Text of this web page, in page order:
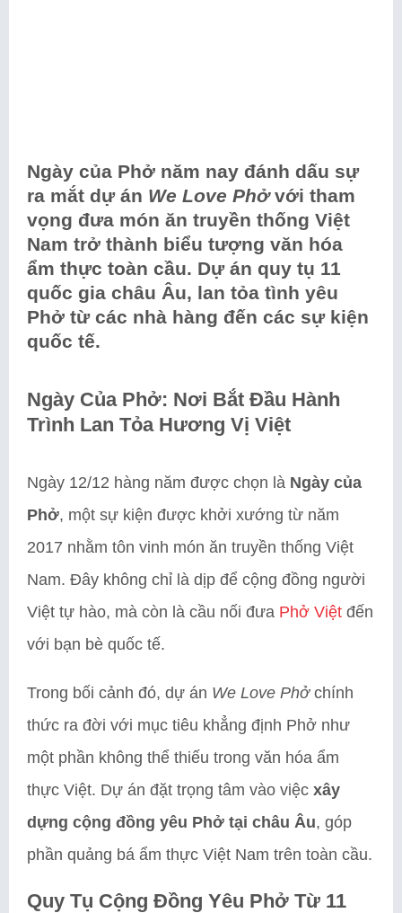
Ngày của Phở năm nay đánh dấu sự
ra mắt dự án We Love Phởvới tham
vọng đưa món ăn truyền thống Việt
Nam trở thành biểu tượng văn hóa
ẩm thực toàn cầu. Dự án quy tụ 11
quốc gia châu Âu, lan tỏa tình yêu
Phở từ các nhà hàng đến các sự kiện
quốc tế.
Ngày Của Phở: Nơi Bắt Đầu Hành
Trình Lan Tỏa Hương Vị Việt
Ngày 12/12 hàng năm được chọn là Ngày của
Phở, một sự kiện được khởi xướng từ năm
2017 nhằm tôn vinh món ăn truyền thống Việt
Nam. Đây không chỉ là dịp để cộng đồng người
Việt tự hào, mà còn là cầu nối đưa Phở Việt đến
với bạn bè quốc tế.
Trong bối cảnh đó, dự án We Love Phởchính
thức ra đời với mục tiêu khẳng định Phở như
một phần không thể thiếu trong văn hóa ẩm
thực Việt. Dự án đặt trọng tâm vào việc xây
dựng cộng đồng yêu Phở tại châu Âu, góp
phần quảng bá ẩm thực Việt Nam trên toàn cầu.
Quy Tụ Cộng Đồng Yêu Phở Từ 11